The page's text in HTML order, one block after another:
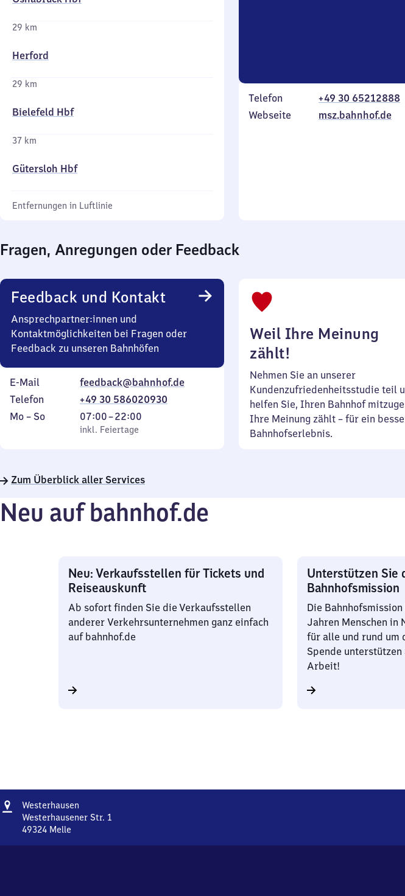
29 km
Herford
29 km
Bielefeld Hbf
37 km
Gütersloh Hbf
Entfernungen in Luftlinie
Telefon
+49 30 65212888
Webseite
msz.bahnhof.de
Fragen, Anregungen oder Feedback
Feedback und Kontakt
Ansprechpartner:innen und
Kontaktmöglichkeiten bei Fragen oder
Feedback zu unseren Bahnhöfen
E-Mail
feedback@bahnhof.de
Telefon
+49 30 586020930
Montag
Mo – So,
inkl. Feiertage
07:00–22:00
Von
7
22
inkl. Feiertage
Weil Ihre Meinung
zählt!
Nehmen Sie an unserer
Kundenzufriedenheitsstudie teil
helfen Sie, Ihren Bahnhof
Ihre Meinung zählt – für ein
Bahnhofserlebnis.
Zum Überblick aller Services
Neu auf bahnhof.de
Neu: Verkaufsstellen für Tickets und
Reiseauskunft
Ab sofort finden Sie die Verkaufsstellen
anderer Verkehrsunternehmen ganz einfach
auf bahnhof.de
Unterstützen Sie
Bahnhofsmission
Die
Jahren Menschen in
für alle und rund um
Spende
Arbeit!
Adresse
Westerhausen
Westerhausener Str. 1
49324 Melle